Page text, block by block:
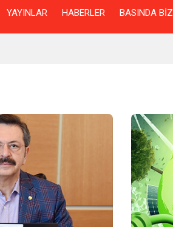
YAYINLAR HABERLER BASINDA BIZ